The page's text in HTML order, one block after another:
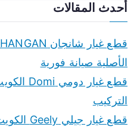
أحدث المقالات
الأصلية صيانة فورية
التركيب